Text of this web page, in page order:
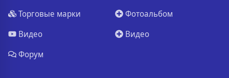
Торговые марки
Видео
Форум
Фотоальбом
Видео